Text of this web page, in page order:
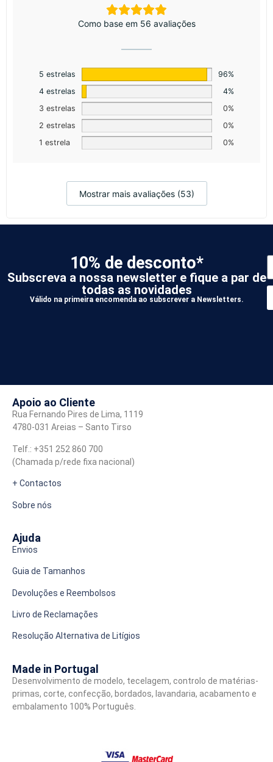
Como base em 56 avaliações
5 estrelas
96%
4 estrelas
4%
3 estrelas
0%
2 estrelas
0%
1 estrela
0%
Mostrar mais avaliações (53)
10% de desconto*
Subscreva a nossa newsletter e fique a par de
todas as novidades
Válido na primeira encomenda ao subscrever a Newsletters.
Apoio ao Cliente
Rua Fernando Pires de Lima, 1119
4780-031 Areias – Santo Tirso
Telf.: +351 252 860 700
(Chamada p/rede fixa nacional)
+ Contactos
Sobre nós
Ajuda
Envios
Guia de Tamanhos
Devoluções e Reembolsos
Livro de Reclamações
Resolução Alternativa de Litígios
Made in Portugal
Desenvolvimento de modelo, tecelagem, controlo de matérias-
primas, corte, confecção, bordados, lavandaria, acabamento e
embalamento 100% Português.